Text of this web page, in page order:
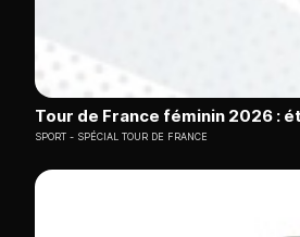
Tour de France féminin 2026 :
SPORT SPÉCIAL TOUR DE FRANCE